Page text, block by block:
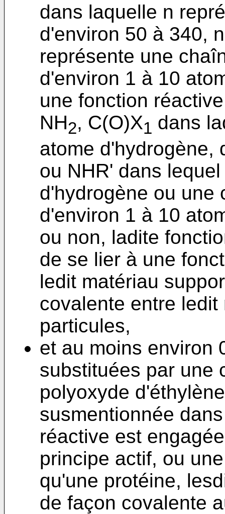
dans laquelle n
d'environ 50 à 340,
représente une
d'environ 1 à 10
une fonction
NH2, C(O)X1 dans
atome d'hydrogène,
ou NHR' dans
d'hydrogène ou une
d'environ 1 à 10
ou non, ladite
de se lier à une
ledit matériau
covalente entre
particules,
et au moins environ
substituées par une
polyoxyde
susmentionnée
réactive est
principe actif, ou
qu'une protéine,
de façon covalente